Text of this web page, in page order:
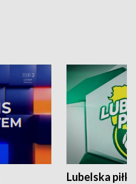
Lubelska piłka